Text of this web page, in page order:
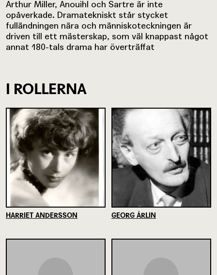
Arthur Miller, Anouihl och Sartre är inte
opåverkade. Dramatekniskt står stycket
fulländningen nära och människoteckningen är
driven till ett mästerskap, som väl knappast något
annat 180-tals drama har överträffat
I ROLLERNA
HARRIET ANDERSSON GEORG ÅRLIN